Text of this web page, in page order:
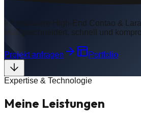
Ich realisiere High-End Contao &
Maßgeschneidert, schnell und
Projekt anfragen Portfolio
Expertise & Technologie
Meine Leistungen